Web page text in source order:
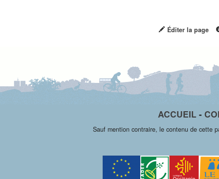
Éditer la page
ACCUEIL -
Sauf mention contraire, le contenu de cette